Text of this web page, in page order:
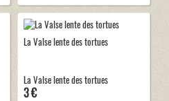
La Valse lente des tortues
La Valse lente des tortues
3 €